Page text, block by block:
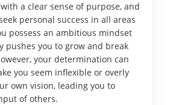
a clear sense of purpose, and
personal success in all areas
possess an ambitious mindset
pushes you to grow and break
your determination can
you seem inflexible or overly
own vision, leading you to
of others.